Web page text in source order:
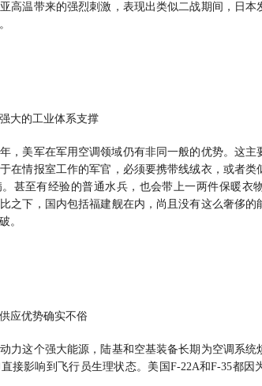
高温带来的强烈刺激，表现出类似二战期间，日本
大的工业体系支撑
，美军在军用空调领域仍有非同一般的优势。这
在情报室工作的军官，必须要携带线绒衣，或者类
甚至有经验的普通水兵，也会带上一两件保暖衣
之下，国内包括福建舰在内，尚且没有这么奢侈
。
应优势确实不俗
力这个强大能源，陆基和空基装备长期为空调系
接影响到飞行员生理状态。美国F-22A和F-35都因